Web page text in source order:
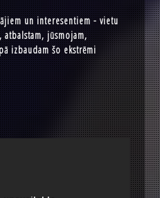
un interesentiem - vietu
atbalstam, jūsmojam,
izbaudam šo ekstrēmi